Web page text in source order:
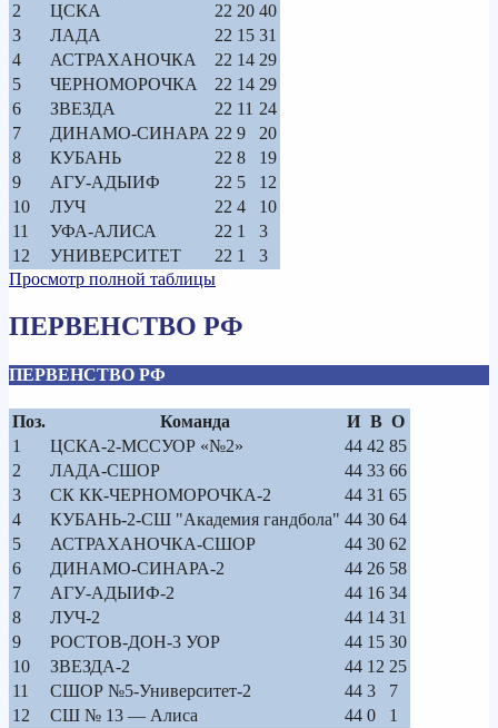
2
ЦСКА 22 20 40
3
ЛАДА 22 15 31
4
АСТРАХАНОЧКА 22 14 29
5
ЧЕРНОМОРОЧКА 22 14 29
6
ЗВЕЗДА 22 11 24
7
ДИНАМО-СИНАРА 22 9
20
8
КУБАНЬ 22 8
19
9
АГУ-АДЫИФ 22 5
12
10
ЛУЧ 22 4
10
11
УФА-АЛИСА 22 1
3
12
УНИВЕРСИТЕТ 22 1
3
Просмотр полной таблицы
ПЕРВЕНСТВО РФ
ПЕРВЕНСТВО РФ
Поз. Команда И В О
1
ЦСКА-2-МССУОР «№2» 44 42 85
2
ЛАДА-СШОР 44 33 66
3
СК КК-ЧЕРНОМОРОЧКА-2 44 31 65
4
КУБАНЬ-2-СШ "Академия гандбола" 44 30 64
5
АСТРАХАНОЧКА-СШОР 44 30 62
6
ДИНАМО-СИНАРА-2 44 26 58
7
АГУ-АДЫИФ-2 44 16 34
8
ЛУЧ-2 44 14 31
9
РОСТОВ-ДОН-3 УОР 44 15 30
10
ЗВЕЗДА-2 44 12 25
11
СШОР №5-Университет-2 44 3
7
12
СШ № 13 — Алиса 44 0
1